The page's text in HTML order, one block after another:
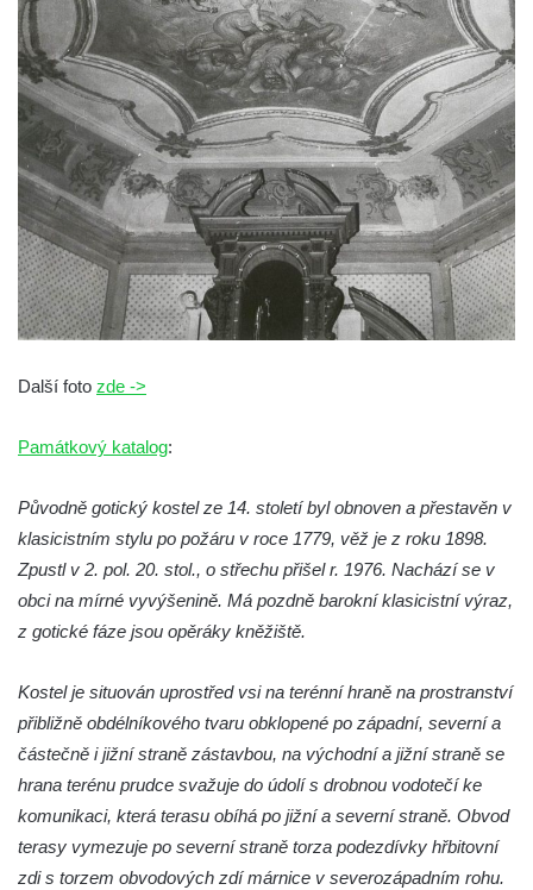
Kaple Panny Marie Bolestné v Benešově
nad Ploučnicí
Kostel Narození Panny Marie v Benešově
nad Ploučnicí
Hrobová kaple Mattauschů na hřbitově v
Benešově nad Ploučnicí
Kostel svaté Anny v Tisé
Hrobka rodiny Rohn na hřbitově v
Šumburku nad Desnou – Tanvaldu
Hřbitovní kaple v Šumburku nad Desnou –
Riedlova hrobka v Desné
Křečanech
Márnice nového hřbitova ve Starých
Křečanech
Bývalá márnice u hřbitova v Dubé
Kostel Nanebevzetí Panny Marie v
Úněticích
Kostel svatého Klementa v Levém Hradci
Kostel Wang (Karpacz – Bierutowice,
Polsko)
Skalní kaple Nejsvětější Trojice u Česká
Další foto zde ->
Památkový katalog:
Původně gotický kostel ze 14. století byl obnoven a přestavěn v
klasicistním stylu po požáru v roce 1779, věž je z roku 1898.
Zpustl v 2. pol. 20. stol., o střechu přišel r. 1976. Nachází se v
obci na mírné vyvýšenině. Má pozdně barokní klasicistní výraz,
z gotické fáze jsou opěráky kněžiště.
Kostel je situován uprostřed vsi na terénní hraně na prostranství
přibližně obdélníkového tvaru obklopené po západní, severní a
částečně i jižní straně zástavbou, na východní a jižní straně se
hrana terénu prudce svažuje do údolí s drobnou vodotečí ke
komunikaci, která terasu obíhá po jižní a severní straně. Obvod
terasy vymezuje po severní straně torza podezdívky hřbitovní
zdi s torzem obvodových zdí márnice v severozápadním rohu.